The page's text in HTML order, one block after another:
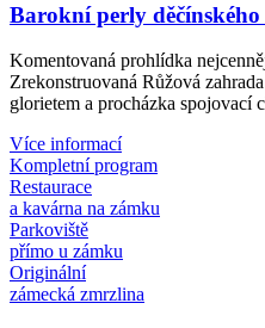
Barokní perly
Komentovaná prohlídka
Zrekonstruovaná Růžová
glorietem a procházka spojovací
Více informací
Kompletní program
Restaurace
a kavárna na zámku
Parkoviště
přímo u zámku
Originální
zámecká zmrzlina